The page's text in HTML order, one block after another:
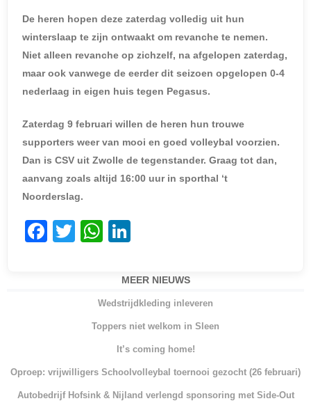
De heren hopen deze zaterdag volledig uit hun
winterslaap te zijn ontwaakt om revanche te nemen.
Niet alleen revanche op zichzelf, na afgelopen zaterdag,
maar ook vanwege de eerder dit seizoen opgelopen 0-4
nederlaag in eigen huis tegen Pegasus.
Zaterdag 9 februari willen de heren hun trouwe
supporters weer van mooi en goed volleybal voorzien.
Dan is CSV uit Zwolle de tegenstander. Graag tot dan,
aanvang zoals altijd 16:00 uur in sporthal ‘t
Noorderslag.
F
o
k
T
W
at
s
A
p
k
e
dI
n
MEER NIEUWS
Wedstrijdkleding inleveren
Toppers niet welkom in Sleen
It’s coming home!
Oproep: vrijwilligers Schoolvolleybal toernooi gezocht (26 februari)
Autobedrijf Hofsink & Nijland verlengd sponsoring met Side-Out